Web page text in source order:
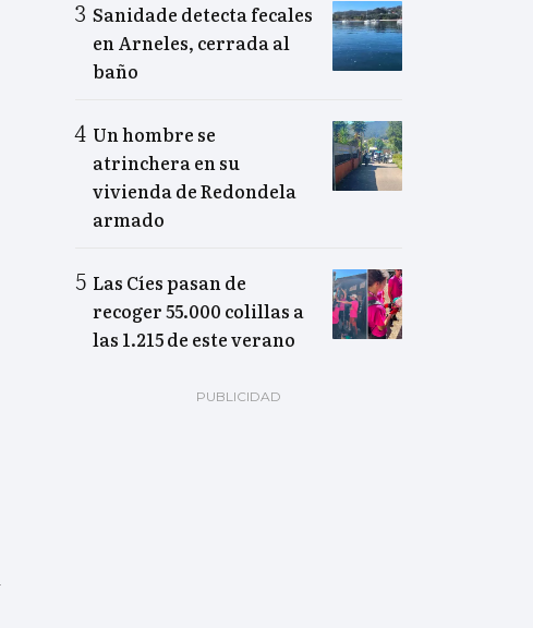
Sanidade detecta fecales
en Arneles, cerrada al
baño
Un hombre se
atrinchera en su
vivienda de Redondela
armado
Las Cíes pasan de
recoger 55.000 colillas a
las 1.215 de este verano